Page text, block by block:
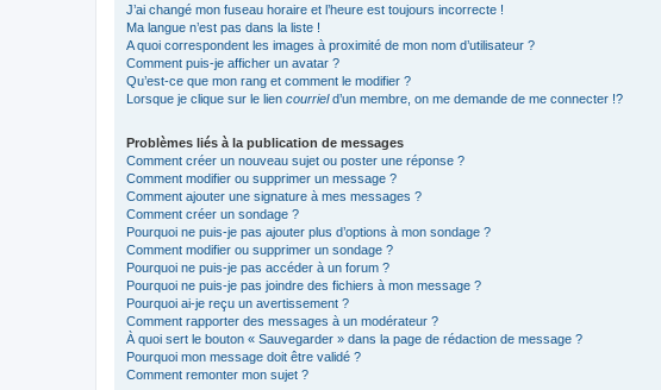
J’ai changé mon fuseau horaire et l’heure est toujours incorrecte !
Ma langue n’est pas dans la liste !
A quoi correspondent les images à proximité de mon nom d’utilisateur ?
Comment puis-je afficher un avatar ?
Qu’est-ce que mon rang et comment le modifier ?
Lorsque je clique sur le lien courrield’un membre, on me demande de me connecter !?
Problèmes liés à la publication de messages
Comment créer un nouveau sujet ou poster une réponse ?
Comment modifier ou supprimer un message ?
Comment ajouter une signature à mes messages ?
Comment créer un sondage ?
Pourquoi ne puis-je pas ajouter plus d’options à mon sondage ?
Comment modifier ou supprimer un sondage ?
Pourquoi ne puis-je pas accéder à un forum ?
Pourquoi ne puis-je pas joindre des fichiers à mon message ?
Pourquoi ai-je reçu un avertissement ?
Comment rapporter des messages à un modérateur ?
À quoi sert le bouton « Sauvegarder » dans la page de rédaction de message ?
Pourquoi mon message doit être validé ?
Comment remonter mon sujet ?